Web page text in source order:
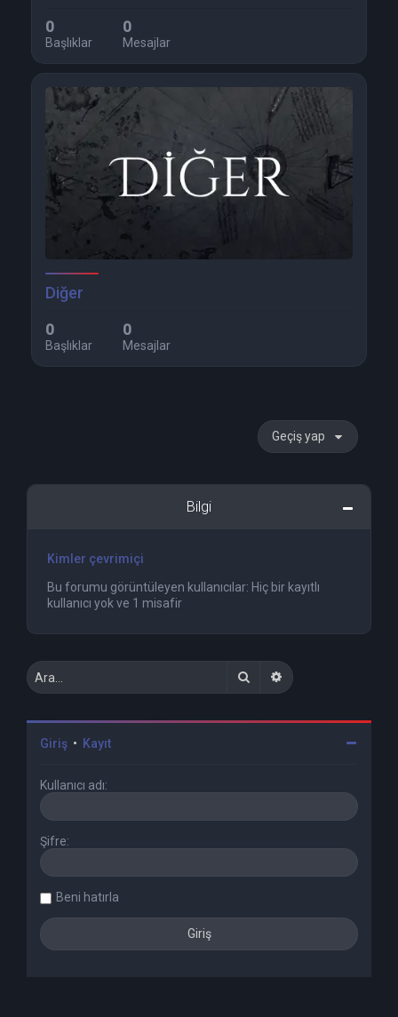
0
Başlıklar
0
Mesajlar
Diğer
0
Başlıklar
0
Mesajlar
Geçiş yap
Bilgi
Kimler çevrimiçi
Bu forumu görüntüleyen kullanıcılar: Hiç bir kayıtlı
kullanıcı yok ve 1 misafir
Gelişmiş arama
Giriş • Kayıt
Kullanıcı adı:
Şifre:
Beni hatırla